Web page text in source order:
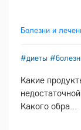
Болезни и
#диеты
Какие
Какого обра...